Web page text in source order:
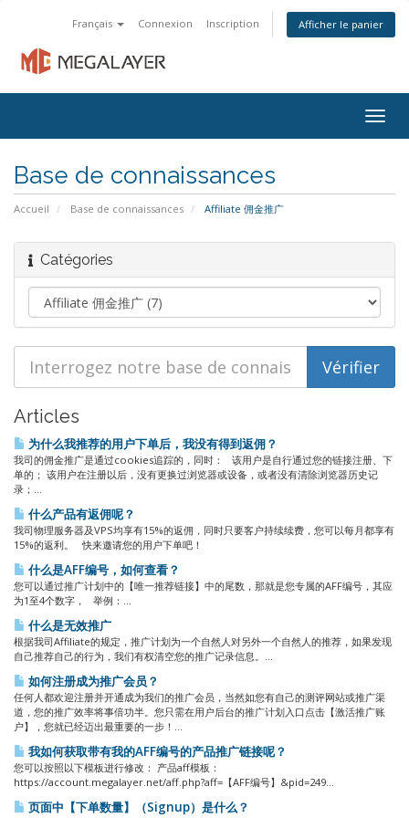
Français Connexion Inscription Afficher le panier
Base de connaissances
Accueil Base de connaissances Affiliate 佣金推广
Catégories
Articles
为什么我推荐的用户下单后，我没有得到返佣？
我司的佣金推广是通过cookies追踪的，同时： 该用户是自行通过您的链接注册、下
单的； 该用户在注册以后，没有更换过浏览器或设备，或者没有清除浏览器历史记
录；...
什么产品有返佣呢？
我司物理服务器及VPS均享有15%的返佣，同时只要客户持续续费，您可以每月都享有
15%的返利。 快来邀请您的用户下单吧！
什么是AFF编号，如何查看？
您可以通过推广计划中的【唯一推荐链接】中的尾数，那就是您专属的AFF编号，其应
为1至4个数字， 举例：...
什么是无效推广
根据我司Affiliate的规定，推广计划为一个自然人对另外一个自然人的推荐，如果发现
自己推荐自己的行为，我们有权清空您的推广记录信息。...
如何注册成为推广会员？
任何人都欢迎注册并开通成为我们的推广会员，当然如您有自己的测评网站或推广渠
道，您的推广效率将事倍功半。您只需在用户后台的推广计划入口点击【激活推广账
户】，您就已经迈出最重要的一步！...
我如何获取带有我的AFF编号的产品推广链接呢？
您可以按照以下模板进行修改： 产品aff模板：
https://account.megalayer.net/aff.php?aff=【AFF编号】&pid=249...
页面中【下单数量】（Signup）是什么？